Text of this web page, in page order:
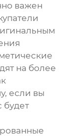
важен
на более
если вы
будет